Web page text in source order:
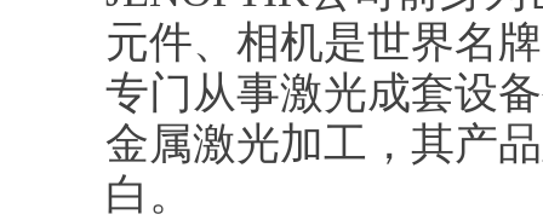
元件、相机是世界名
专门从事激光成套设
金属激光加工，其产
白。